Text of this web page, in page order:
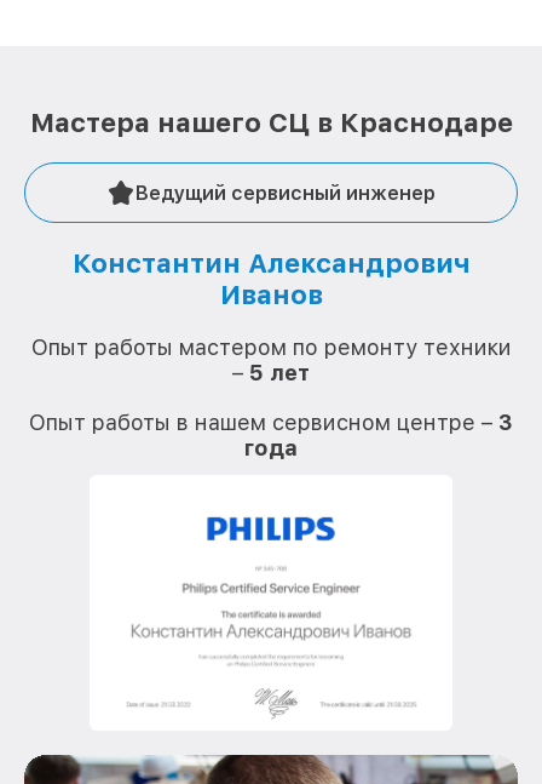
Мастера нашего СЦ в Краснодаре
Ведущий сервисный инженер
Константин Александрович
Иванов
Опыт работы мастером по ремонту техники
– 5 лет
Опыт работы в нашем сервисном центре – 3
года